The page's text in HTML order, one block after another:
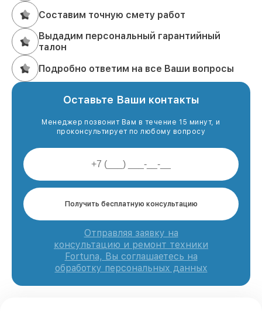
Составим точную смету работ
Выдадим персональный гарантийный
талон
Подробно ответим на все Ваши вопросы
Оставьте Ваши контакты
Менеджер позвонит Вам в течение 15 минут, и
проконсультирует по любому вопросу
Получить бесплатную консультацию
Отправляя заявку на
консультацию и ремонт техники
Fortuna, Вы соглашаетесь на
обработку персональных данных